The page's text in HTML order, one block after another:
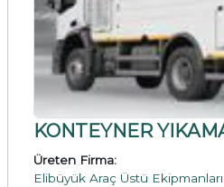
KONTEYNER
Üreten Firma:
Elibüyük Araç Üstü